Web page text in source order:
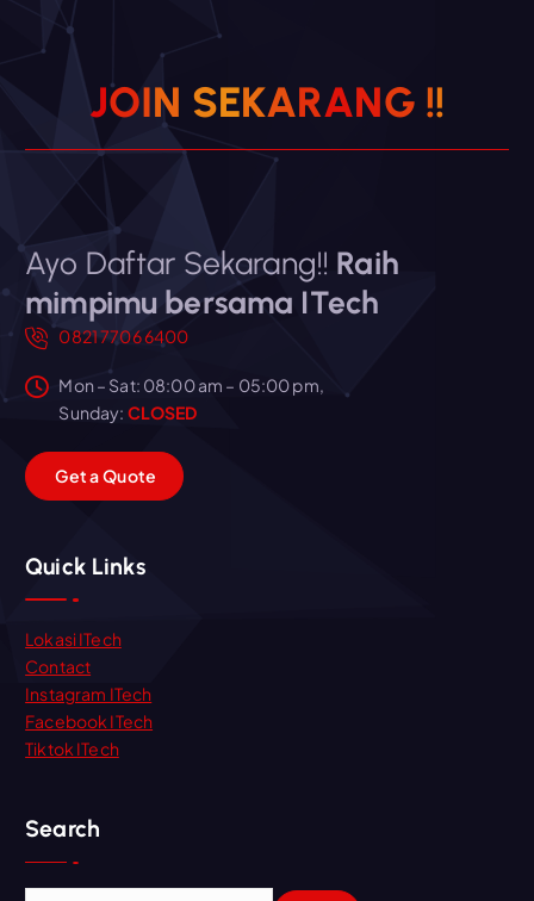
JOIN SEKARANG !!
Ayo Daftar Sekarang!! Raih
mimpimu bersama ITech
0821 7706 6400
Mon – Sat: 08:00 am – 05:00 pm,
Sunday: CLOSED
GetaQuote
Quick Links
Lokasi ITech
Contact
Instagram ITech
Facebook ITech
Tiktok ITech
Search